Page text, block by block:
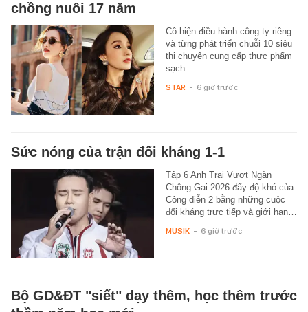
chồng nuôi 17 năm
Cô hiện điều hành công ty riêng
và từng phát triển chuỗi 10 siêu
thị chuyên cung cấp thực phẩm
sạch.
STAR - 6 giờ trước
Sức nóng của trận đối kháng 1-1
Tập 6 Anh Trai Vượt Ngàn
Chông Gai 2026 đẩy độ khó của
Công diễn 2 bằng những cuộc
đối kháng trực tiếp và giới hạn…
MUSIK - 6 giờ trước
Bộ GD&ĐT "siết" dạy thêm, học thêm trước